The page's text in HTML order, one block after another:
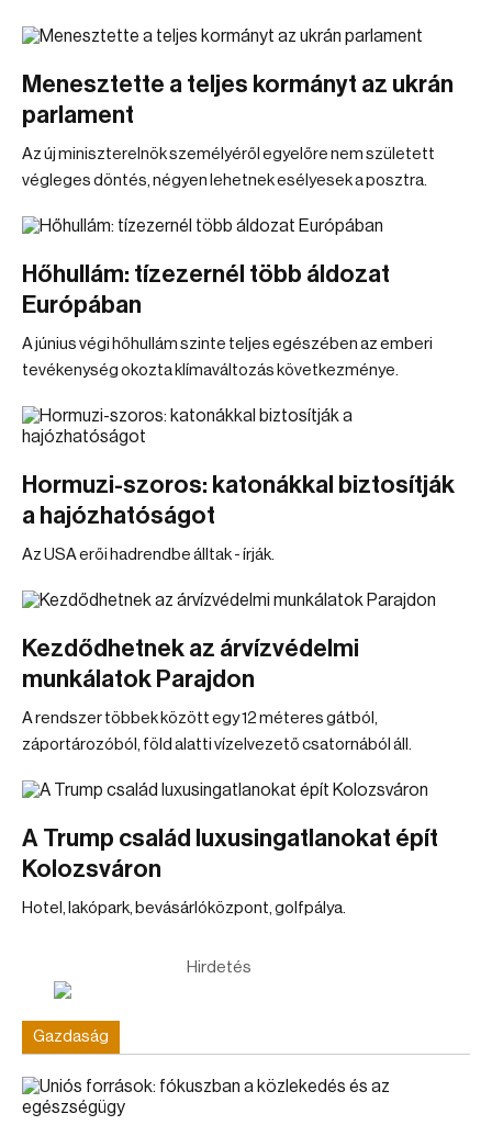
Menesztette a teljes kormányt az ukrán
parlament
Az új miniszterelnök személyéről egyelőre nem született
végleges döntés, négyen lehetnek esélyesek a posztra.
Hőhullám: tízezernél több áldozat
Európában
A június végi hőhullám szinte teljes egészében az emberi
tevékenység okozta klímaváltozás következménye.
Hormuzi-szoros: katonákkal biztosítják
a hajózhatóságot
Az USA erői hadrendbe álltak - írják.
Kezdődhetnek az árvízvédelmi
munkálatok Parajdon
A rendszer többek között egy 12 méteres gátból,
záportározóból, föld alatti vízelvezető csatornából áll.
A Trump család luxusingatlanokat épít
Kolozsváron
Hotel, lakópark, bevásárlóközpont, golfpálya.
Hirdetés
Gazdaság